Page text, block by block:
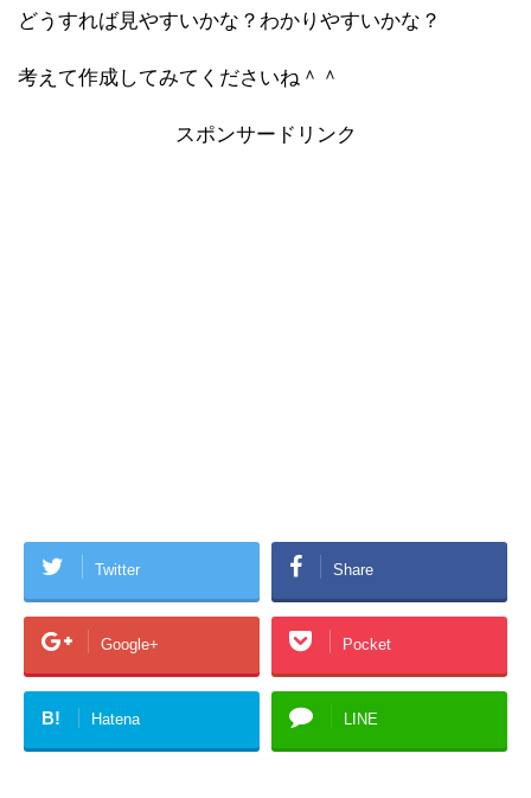
どうすれば見やすいかな？わかりやすいかな？
考えて作成してみてくださいね＾＾
スポンサードリンク
Twitter Share
Google+ Pocket
B! Hatena LINE